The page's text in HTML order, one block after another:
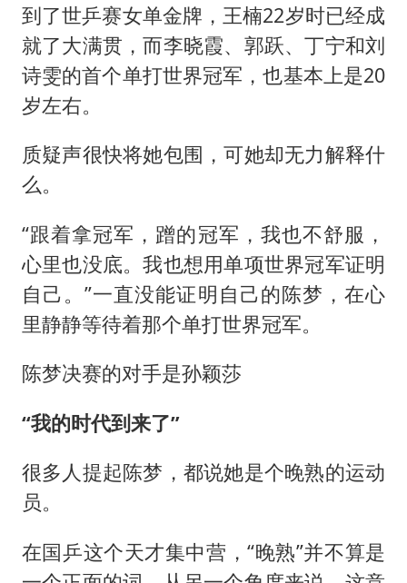
到了世乒赛女单金牌，王楠22岁时已经成
就了大满贯，而李晓霞、郭跃、丁宁和刘
诗雯的首个单打世界冠军，也基本上是20
岁左右。
质疑声很快将她包围，可她却无力解释什
么。
“跟着拿冠军，蹭的冠军，我也不舒服，
心里也没底。我也想用单项世界冠军证明
自己。”一直没能证明自己的陈梦，在心
里静静等待着那个单打世界冠军。
陈梦决赛的对手是孙颖莎
“我的时代到来了”
很多人提起陈梦，都说她是个晚熟的运动
员。
在国乒这个天才集中营，“晚熟”并不算是